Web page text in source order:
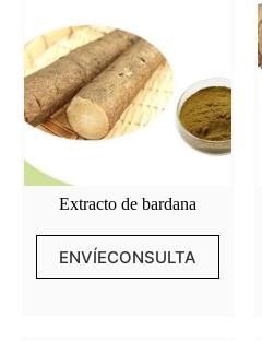
Extracto de bardana
ENVÍECONSULTA